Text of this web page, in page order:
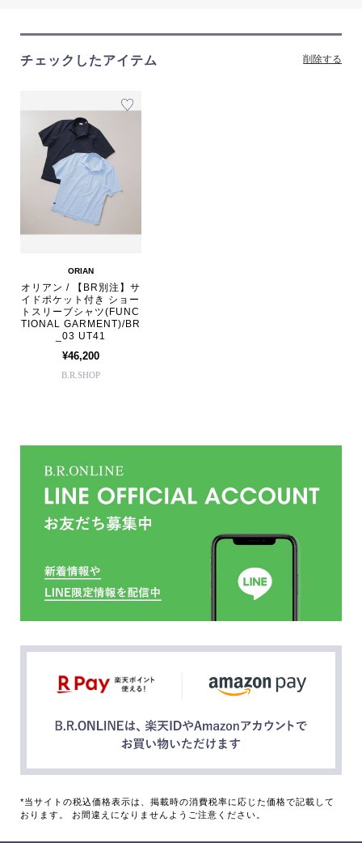
チェックしたアイテム 削除する
ORIAN
オリアン / 【BR別注】サ
イドポケット付き ショー
トスリーブシャツ(FUNC
TIONAL GARMENT)/BR
_03 UT41
¥46,200
B.R.SHOP
*当サイトの税込価格表示は、掲載時の消費税率に応じた価格で記載して
おります。 お間違えになりませんようご注意ください。